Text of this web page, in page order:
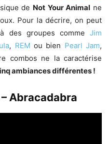
de Not Your Animal ne
Pour la décrire, on peut
des groupes comme Jim
, REM ou bien Pearl Jam,
combos ne la caractérise
ambiances différentes !
– Abracadabra